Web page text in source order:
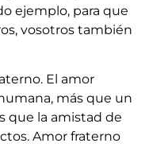
ejemplo, para que
vosotros también
El amor
más que un
que la amistad de
Amor fraterno